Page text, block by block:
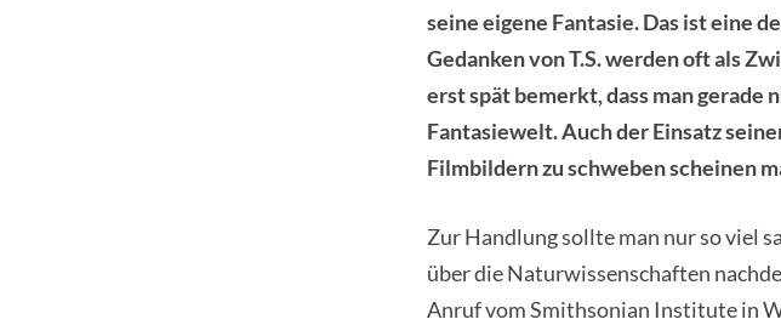
seine eigene Fantasie. Das ist eine
Gedanken von T.S. werden oft als
erst spät bemerkt, dass man gerade
Fantasiewelt. Auch der Einsatz
Filmbildern zu schweben scheinen
Zur Handlung sollte man nur so viel
über die Naturwissenschaften
Anruf vom Smithsonian Institute in